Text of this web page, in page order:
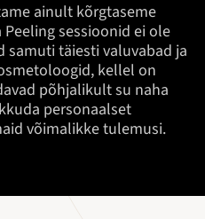
ainult kõrgtaseme
sessioonid ei ole
samuti täiesti valuvabad ja
kellel on
põhjalikult su naha
personaalset
võimalikke tulemusi.